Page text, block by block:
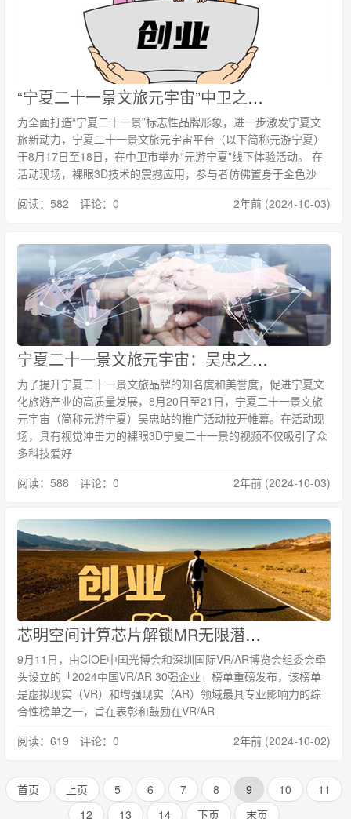
“宁夏二十一景文旅元宇宙”中卫之行完美收官！
为全面打造“宁夏二十一景”标志性品牌形象，进一步激发宁夏文
旅新动力，宁夏二十一景文旅元宇宙平台（以下简称元游宁夏）
于8月17日至18日，在中卫市举办“元游宁夏”线下体验活动。 在
活动现场，裸眼3D技术的震撼应用，参与者仿佛置身于金色沙
阅读：582 评论：0
2年前 (2024-10-03)
宁夏二十一景文旅元宇宙：吴忠之行，收获满满！
为了提升宁夏二十一景文旅品牌的知名度和美誉度，促进宁夏文
化旅游产业的高质量发展，8月20日至21日，宁夏二十一景文旅
元宇宙（简称元游宁夏）吴忠站的推广活动拉开帷幕。在活动现
场，具有视觉冲击力的裸眼3D宁夏二十一景的视频不仅吸引了众
多科技爱好
阅读：588 评论：0
2年前 (2024-10-03)
芯明空间计算芯片解锁MR无限潜能 公司入选中国 VR/AR 30强企业
9月11日，由CIOE中国光博会和深圳国际VR/AR博览会组委会牵
头设立的「2024中国VR/AR 30强企业」榜单重磅发布，该榜单
是虚拟现实（VR）和增强现实（AR）领域最具专业影响力的综
合性榜单之一，旨在表彰和鼓励在VR/AR
阅读：619 评论：0
2年前 (2024-10-02)
首页 上页 5 6 7 8 9 10
11
12
13 14 下页 末页